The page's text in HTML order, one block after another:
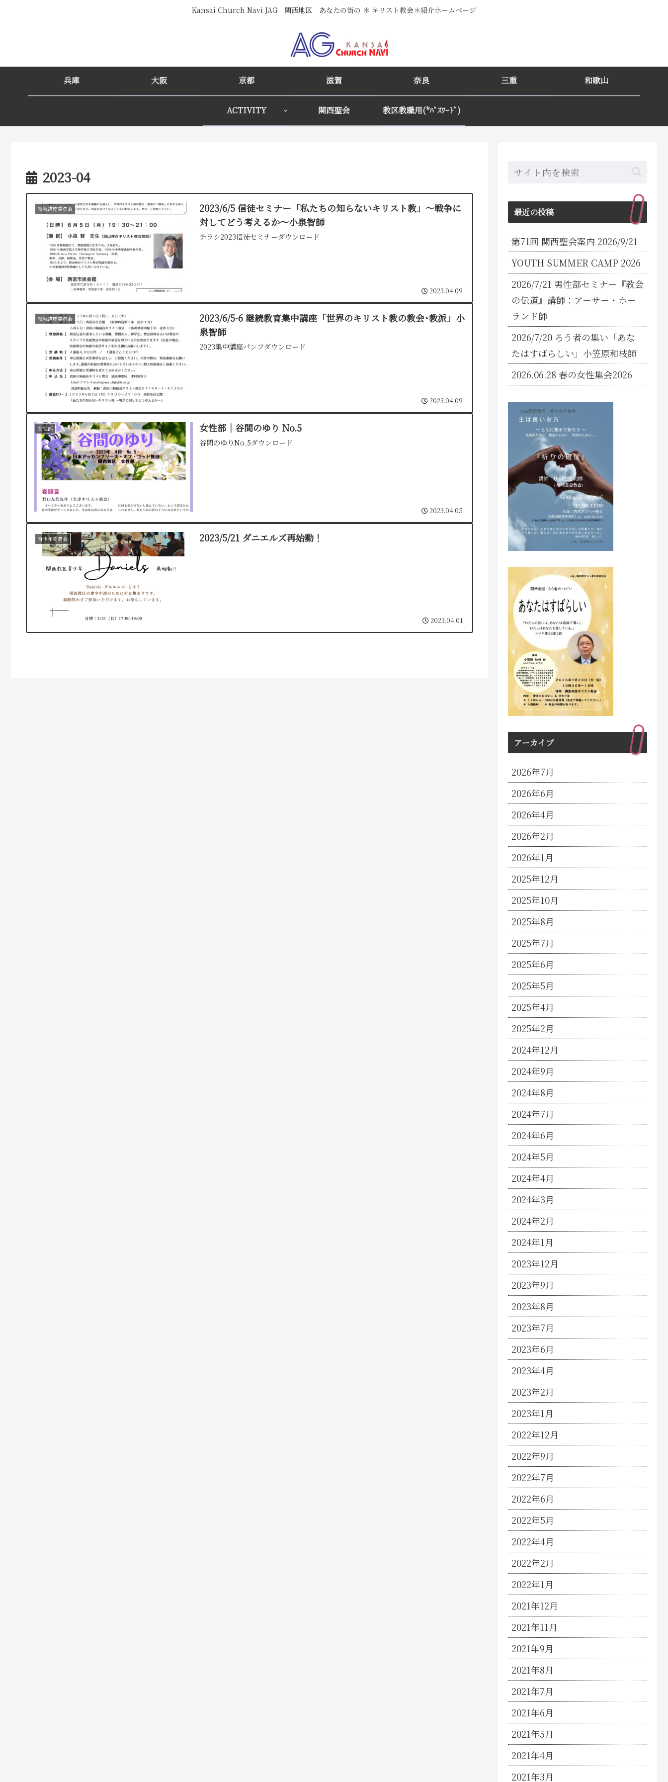
Kansai Church Navi JAG 関西地区 あなたの街の ＊ キリスト教会＊紹介ホームページ
兵庫 大阪 京都 滋賀 奈良 三重 和歌山
ACTIVITY 関西聖会 教区教職用(*ﾊﾟｽﾜｰﾄﾞ)
2023-04
継続講座委員会
2023/6/5 信徒セミナー「私たちの知らないキリスト教」～戦争に
対してどう考えるか～小泉智師
チラシ2023信徒セミナーダウンロード
2023.04.09
継続講座委員会
2023/6/5-6 継続教育集中講座「世界のキリスト教の教会･教派」小
泉智師
2023集中講座パンフダウンロード
2023.04.09
女性部 女性部｜谷間のゆり No.5
谷間のゆりNo.5ダウンロード
2023.04.05
青少年委員会 2023/5/21 ダニエルズ再始動！
2023.04.01
最近の投稿
第71回 関西聖会案内 2026/9/21
YOUTH SUMMER CAMP 2026
2026/7/21 男性部セミナー『教会
の伝道』講師：アーサー・ホー
ランド師
2026/7/20 ろう者の集い「あな
たはすばらしい」小笠原和枝師
2026.06.28 春の女性集会2026
アーカイブ
2026年7月
2026年6月
2026年4月
2026年2月
2026年1月
2025年12月
2025年10月
2025年8月
2025年7月
2025年6月
2025年5月
2025年4月
2025年2月
2024年12月
2024年9月
2024年8月
2024年7月
2024年6月
2024年5月
2024年4月
2024年3月
2024年2月
2024年1月
2023年12月
2023年9月
2023年8月
2023年7月
2023年6月
2023年4月
2023年2月
2023年1月
2022年12月
2022年9月
2022年7月
2022年6月
2022年5月
2022年4月
2022年2月
2022年1月
2021年12月
2021年11月
2021年9月
2021年8月
2021年7月
2021年6月
2021年5月
2021年4月
2021年3月